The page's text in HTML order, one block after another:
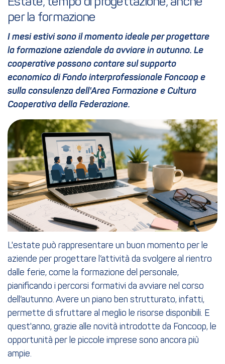
per la formazione
I mesi estivi sono il momento ideale per progettare
la formazione aziendale da avviare in autunno. Le
cooperative possono contare sul supporto
economico di Fondo interprofessionale Foncoop e
sulla consulenza dell'Area Formazione e Cultura
Cooperativa della Federazione.
L'estate può rappresentare un buon momento per le
aziende per progettare l’attività da svolgere al rientro
dalle ferie, come la formazione del personale,
pianificando i percorsi formativi da avviare nel corso
dell’autunno. Avere un piano ben strutturato, infatti,
permette di sfruttare al meglio le risorse disponibili. E
quest'anno, grazie alle novità introdotte da Foncoop, le
opportunità per le piccole imprese sono ancora più
ampie.